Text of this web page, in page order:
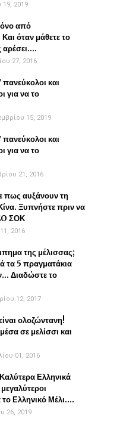
19, 2019
από
όταν μάθετε το
αρέσει....
27, 2016
και
για να το
15, 2019
και
για να το
21, 2016
πως αυξάνουν τη
Ξυπνήστε πριν να
ΣΟΚ
2016
της μέλισσας;
τα 5 πραγματάκια
Διαδώστε το
12, 2017
ολοζώντανη!
σε μελίσσι και
01, 2016
Ελληνικά
Ελληνικό Μέλι....
26, 2019